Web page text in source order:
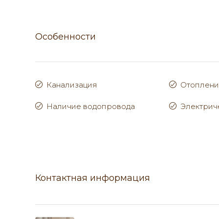
Особенности
Канализация
Наличие водопровода
Контактная информация